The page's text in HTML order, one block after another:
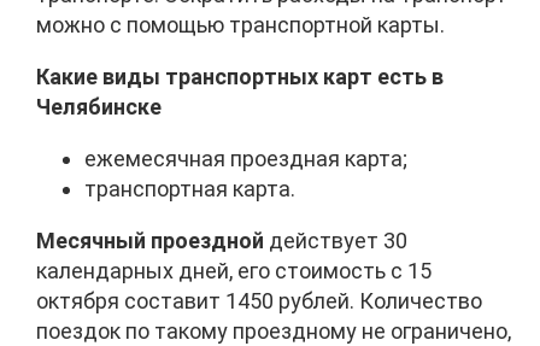
можно с помощью транспортной карты.
Какие виды транспортных карт есть в
Челябинске
ежемесячная проездная карта;
транспортная карта.
Месячный проездной действует 30
календарных дней, его стоимость с 15
октября составит 1450 рублей. Количество
поездок по такому проездному не ограничено,